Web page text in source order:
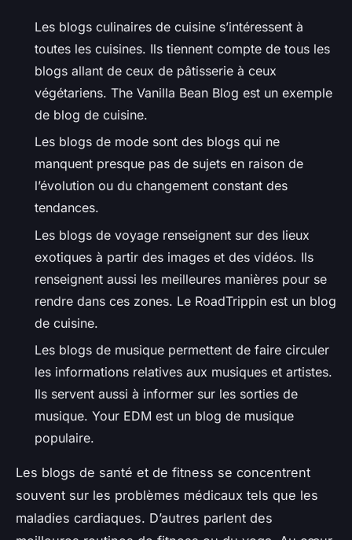
Les blogs culinaires de cuisine s’intéressent à
toutes les cuisines. Ils tiennent compte de tous les
blogs allant de ceux de pâtisserie à ceux
végétariens. The Vanilla Bean Blog est un exemple
de blog de cuisine.
Les blogs de mode sont des blogs qui ne
manquent presque pas de sujets en raison de
l’évolution ou du changement constant des
tendances.
Les blogs de voyage renseignent sur des lieux
exotiques à partir des images et des vidéos. Ils
renseignent aussi les meilleures manières pour se
rendre dans ces zones. Le RoadTrippin est un blog
de cuisine.
Les blogs de musique permettent de faire circuler
les informations relatives aux musiques et artistes.
Ils servent aussi à informer sur les sorties de
musique. Your EDM est un blog de musique
populaire.
Les blogs de santé et de fitness se concentrent
souvent sur les problèmes médicaux tels que les
maladies cardiaques. D’autres parlent des